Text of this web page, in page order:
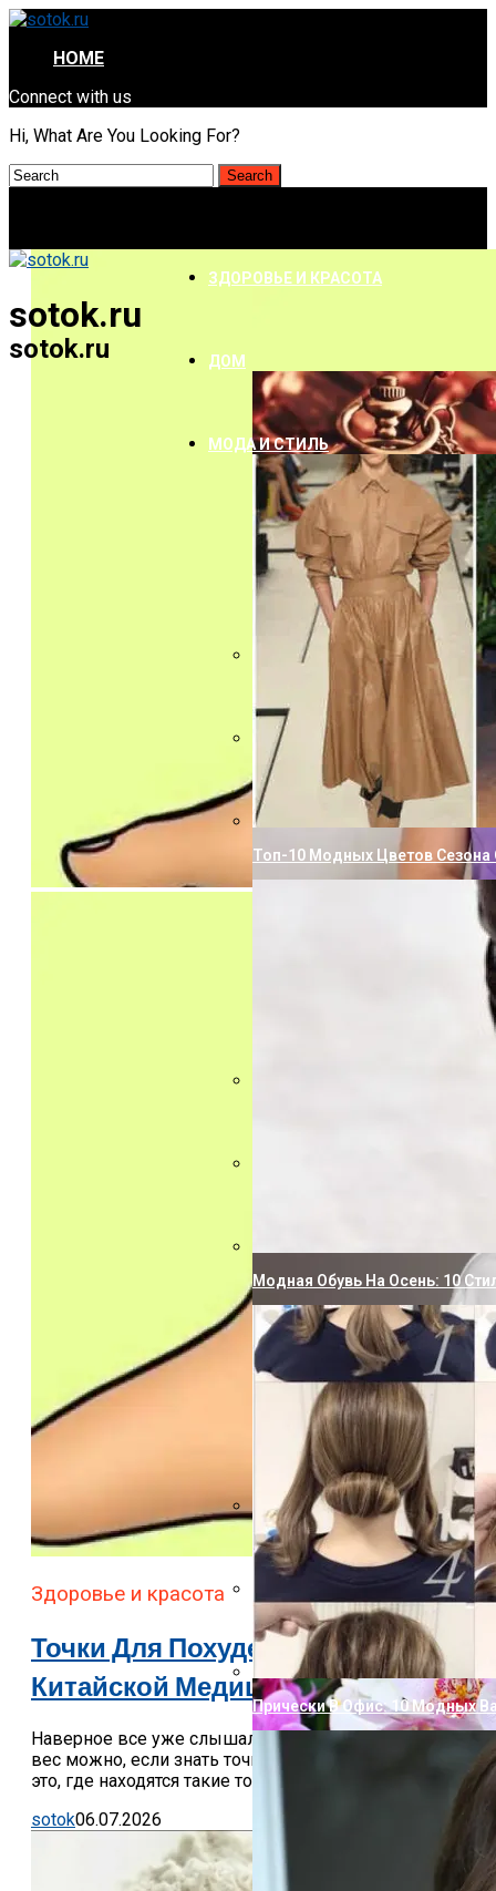
HOME
Connect with us
Hi, What Are You Looking For?
sotok.ru
sotok.ru
ЗДОРОВЬЕ И КРАСОТА
Точки Для Похудения: Тайны
Вот Почему Нельзя Кипятить
ДОМ
Что Приносит Несчастье И
Как Вывести С Одежды
МОДА И СТИЛЬ
Топ-10 Модных Цветов Сезона
Модная Обувь На Осень: 10
Прически В Офис: 10 Модных
Здоровье и красота
Точки Для Похудения: Тайны
Китайской Медицины
Наверное все уже слышали, что уменьшить свой
вес можно, если знать точки для похудения. Так ли
это, где находятся такие точки, что с ними...
sotok06.07.2026